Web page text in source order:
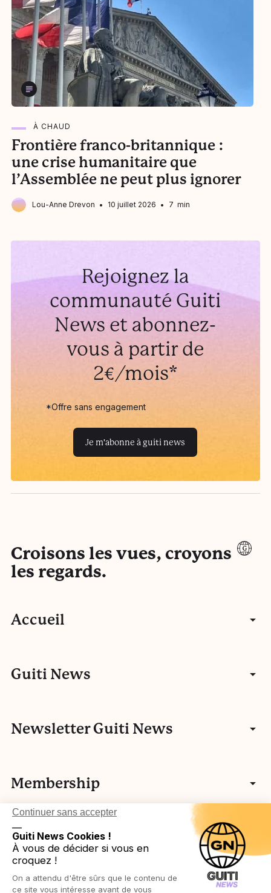
À CHAUD
Frontière franco-britannique :
une crise humanitaire que
l’Assemblée ne peut plus ignorer
Lou-Anne Drevon 10 juillet 2026 7 min
Rejoignez la
communauté Guiti
News et abonnez-
vous à partir de
2€/mois*
*Offre sans engagement
Je m'abonne à guiti news
Croisons les vues, croyons
les regards.
Accueil
Articles
Portfolios
Podcasts
Agenda
Ressources pédagogiques
Guiti News
Communauté
Fake news
Vos idées
Cartographie des membres associatifs
Protection des publics
L’histoire de Guiti
L’équipe Guiti News
Nos autres activités
Ressources pédagogiques
Réseau européen
Newsletter Guiti News
Membership
Login in
Devenir membre
Légal
Politique de confidentialité
Continuer sans accepter
Guiti News Cookies !
À vous de décider si vous en
croquez !
On a attendu d'être sûrs que le contenu de
ce site vous intéresse avant de vous